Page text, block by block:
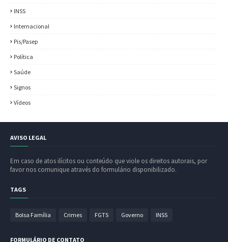
INSS
Internacional
Pis/Pasep
Política
Saúde
Signos
Vídeos
AVISO LEGAL
Em caso de atos ilícitos ou conteúdo que viole os direitos autorais, por
favor nos comunique através do formulário disponibilizado.
TAGS
Bolsa Família Crimes FGTS Governo INSS
FORMULÁRIO DE CONTATO